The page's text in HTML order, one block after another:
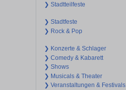
❯ Stadtteilfeste
❯ Stadtfeste
❯ Rock & Pop
❯ Konzerte & Schlager
❯ Comedy & Kabarett
❯ Shows
❯ Musicals & Theater
❯ Veranstaltungen & Festivals